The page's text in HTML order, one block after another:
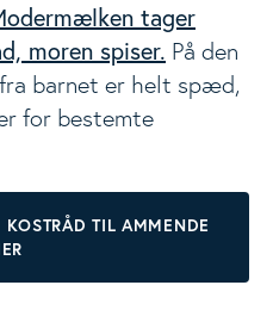
tager
moren spiser. På den
barnet er helt spæd,
for bestemte
TIL AMMENDE